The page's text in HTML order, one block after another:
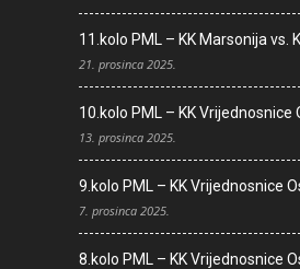
11.kolo PML – KK Marsonija vs.
21. prosinca 2025.
10.kolo PML – KK Vrijednosnice
13. prosinca 2025.
9.kolo PML – KK Vrijednosnice
7. prosinca 2025.
8.kolo PML – KK Vrijednosnice